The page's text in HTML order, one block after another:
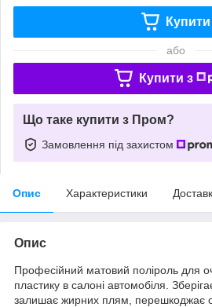
Купити
або
Купити з
Що таке купити з Пром?
Замовлення під захистом
Опис Характеристики
Опис
Професійний матовий поліроль для
пластику в салоні автомобіля.
залишає жирних плям, перешкоджає